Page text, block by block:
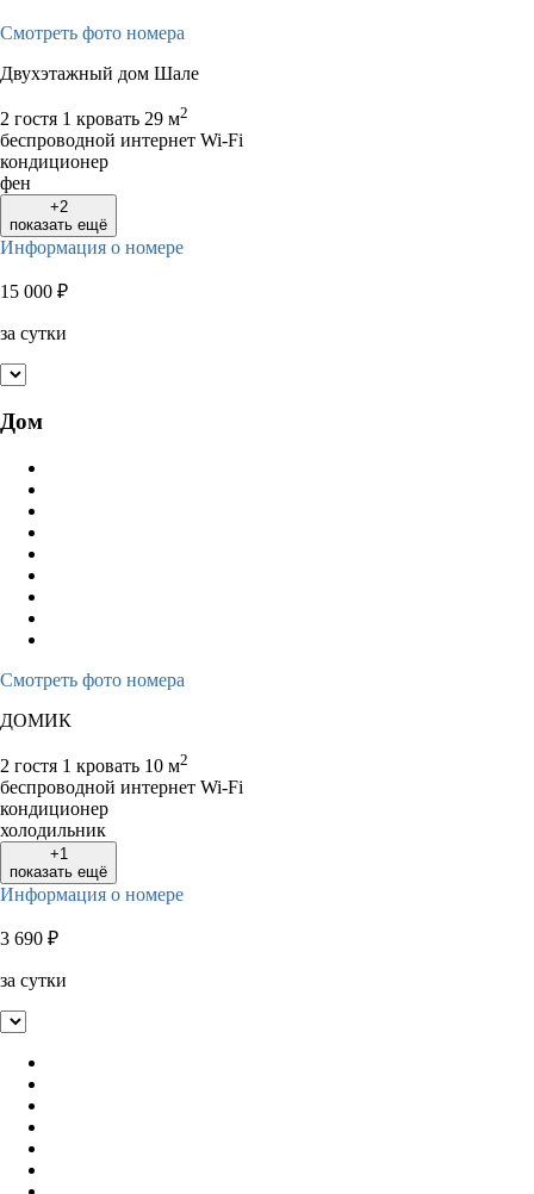
Смотреть фото номера
Двухэтажный дом Шале
2 гостя 1 кровать 29 м2
беспроводной интернет Wi-Fi
кондиционер
фен
+2
показать ещё
Информация о номере
15 000 ₽
за сутки
Дом
Смотреть фото номера
ДОМИК
2 гостя 1 кровать 10 м2
беспроводной интернет Wi-Fi
кондиционер
холодильник
+1
показать ещё
Информация о номере
3 690 ₽
за сутки